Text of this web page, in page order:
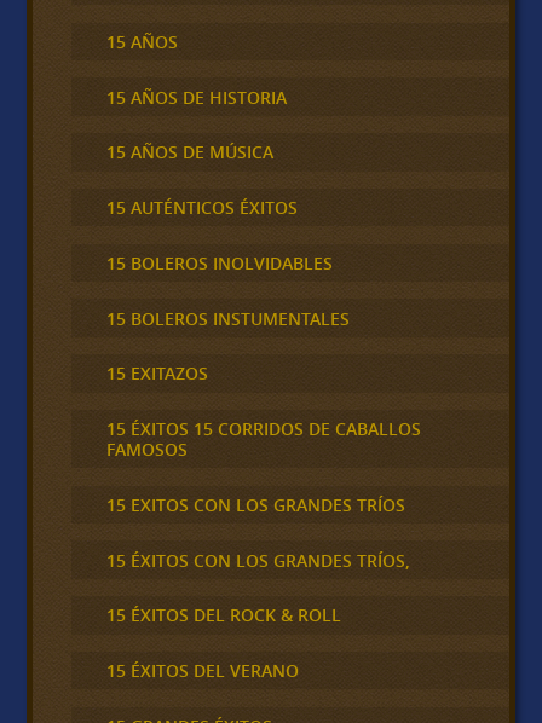
15 AÑOS
15 AÑOS DE HISTORIA
15 AÑOS DE MÚSICA
15 AUTÉNTICOS ÉXITOS
15 BOLEROS INOLVIDABLES
15 BOLEROS INSTUMENTALES
15 EXITAZOS
15 ÉXITOS 15 CORRIDOS DE CABALLOS
FAMOSOS
15 EXITOS CON LOS GRANDES TRÍOS
15 ÉXITOS CON LOS GRANDES TRÍOS,
15 ÉXITOS DEL ROCK & ROLL
15 ÉXITOS DEL VERANO